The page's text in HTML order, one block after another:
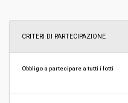
Data pubblicazione:
Svolgimento:
CRITERI DI PARTECIPAZIONE
Obbligo a partecipare a tutti i lotti